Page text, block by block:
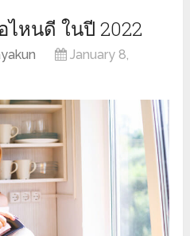
หนดี ในปี 2022
January 8,